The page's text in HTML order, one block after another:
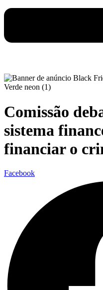
Comissão
sistema
financiar o
Facebook